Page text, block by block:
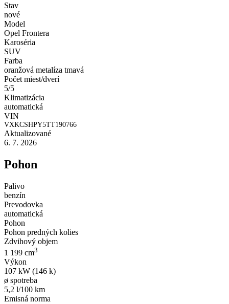
Stav
nové
Model
Opel Frontera
Karoséria
SUV
Farba
oranžová metalíza tmavá
Počet miest/dverí
5/5
Klimatizácia
automatická
VIN
VXKCSHPY5TT190766
Aktualizované
6. 7. 2026
Pohon
Palivo
benzín
Prevodovka
automatická
Pohon
Pohon predných kolies
Zdvihový objem
1 199 cm3
Výkon
107 kW (146 k)
ø spotreba
5,2 l/100 km
Emisná norma